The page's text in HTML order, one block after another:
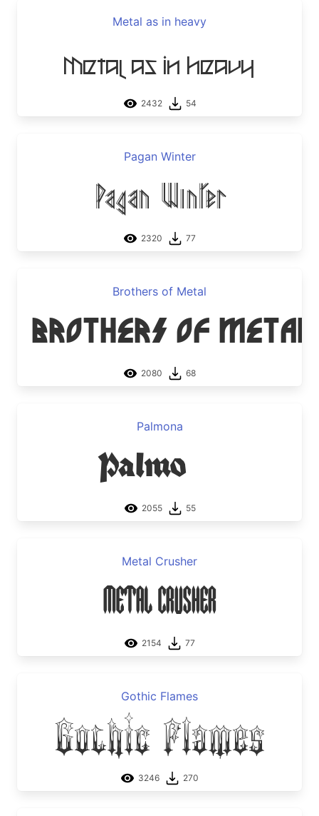
Metal as in heavy
Metal as in heavy
2432 54
Pagan Winter
Pagan Winter
2320 77
Brothers of Metal
Brothers of Metal
2080 68
Palmona
Palmona
2055 55
Metal Crusher
Metal Crusher
2154 77
Gothic Flames
Gothic Flames
3246 270